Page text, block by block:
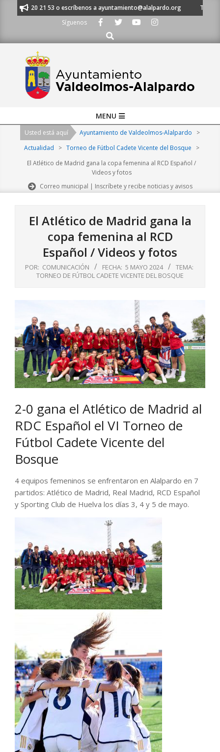
al 91 620 21 53 o escríbenos a ayuntamiento@alalpardo.org
TE
Síguenos
Buscar
Navigation
MENU
Usted está aquí Ayuntamiento de Valdeolmos-Alalpardo
>
Actualidad
> Torneo de Fútbol Cadete Vicente del Bosque
>
El Atlético de Madrid gana la copa femenina al RCD Español /
Videos y fotos
Correo municipal | Inscríbete y recibe noticias y avisos
El Atlético de Madrid gana la
copa femenina al RCD
Español / Videos y fotos
POR: COMUNICACIÓN FECHA: 5 MAYO 2024
TEMA:
TORNEO DE FÚTBOL CADETE VICENTE DEL BOSQUE
2-0 gana el Atlético de Madrid al
RDC Español el VI Torneo de
Fútbol Cadete Vicente del
Bosque
4 equipos femeninos se enfrentaron en Alalpardo en 7
partidos: Atlético de Madrid, Real Madrid, RCD Español
y Sporting Club de Huelva los días 3, 4 y 5 de mayo.